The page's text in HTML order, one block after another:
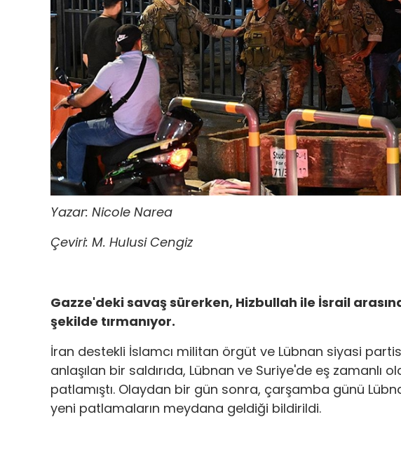
Yazar: Nicole Narea
Çeviri: M. Hulusi Cengiz
Gazze'deki savaş sürerken, Hizbullah ile İsrail
şekilde tırmanıyor.
İran destekli İslamcı militan örgüt ve Lübnan siyasi
anlaşılan bir saldırıda, Lübnan ve Suriye'de eş zamanlı
patlamıştı. Olaydan bir gün sonra, çarşamba günü
yeni patlamaların meydana geldiği bildirildi.